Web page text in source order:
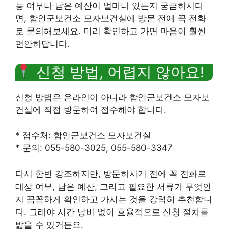
능 여부나 남은 예산이 얼마나 있는지 궁금하시다
면, 함안군보건소 모자보건실에 방문 전에 꼭 전화
로 문의해보세요. 미리 확인하고 가면 마음이 훨씬
편안하답니다.
신청 방법, 어렵지 않아요!
신청 방법은 온라인이 아니라 함안군보건소 모자보
건실에 직접 방문하여 접수해야 합니다.
* 접수처: 함안군보건소 모자보건실
* 문의: 055-580-3025, 055-580-3347
다시 한번 강조하지만, 방문하시기 전에 꼭 전화로
대상 여부, 남은 예산, 그리고 필요한 서류가 무엇인
지 꼼꼼하게 확인하고 가시는 것을 강력히 추천합니
다. 그래야 시간 낭비 없이 효율적으로 신청 절차를
밟을 수 있거든요.